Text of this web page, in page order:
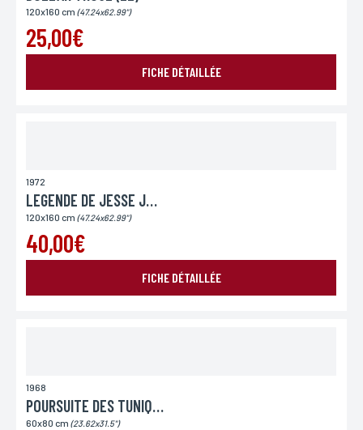
Conformément à la loi «informatique et Libertés» du 06,01,1978 modifié en 2004, vous pouvez
pour des motifs légitimes, au traitement informatiques de vos coordonnées, bénéficiez d’un
L’Incartade - 51 rue Basse, 59800 Lille.
120x160 cm (47.24x62.99")
25,00€
FICHE DÉTAILLÉE
1972
LEGENDE DE JESSE JAMES (LA)
120x160 cm (47.24x62.99")
40,00€
FICHE DÉTAILLÉE
1968
POURSUITE DES TUNIQUES BLEUES
60x80 cm (23.62x31.5")